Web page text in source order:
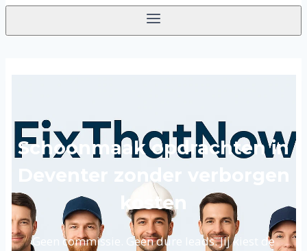
Schoonmaak opdrachten in
Deventer zonder verborgen
kosten
Geen commissie. Geen dure leads. Jij kiest de